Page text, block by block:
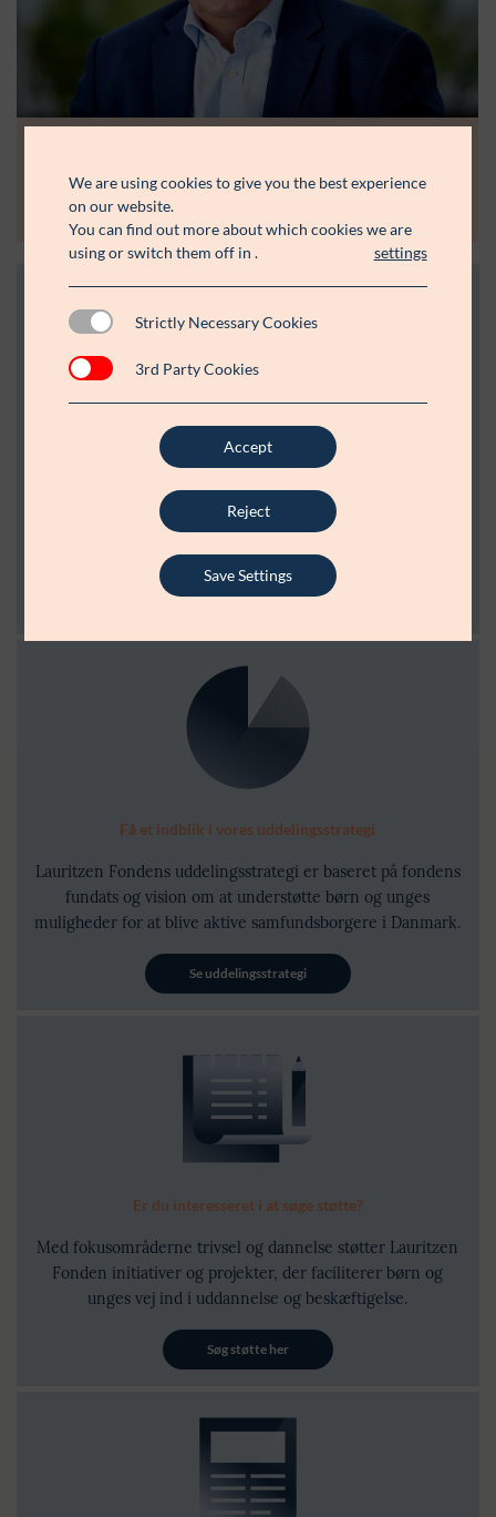
”Man lærer ikke noget af at få det hele serveret”
Læs mere
Vores uddelinger
Vi er stolte af alle de indsatser og projekter vi støtter. Her
kan du komme helt tæt på et udvalg af dem og møde nogle
Læs mere
Få et indblik i vores uddelingsstrategi
Lauritzen Fondens uddelingsstrategi er baseret på fondens
fundats og vision om at understøtte børn og unges
muligheder for at blive aktive samfundsborgere i Danmark.
Se uddelingsstrategi
Er du interesseret i at søge støtte?
Med fokusområderne trivsel og dannelse støtter Lauritzen
Fonden initiativer og projekter, der faciliterer børn og
unges vej ind i uddannelse og beskæftigelse.
Søg støtte her
We are using cookies to give you the best experience
on our website.
You can find out more about which cookies we are
using or switch them off in
settings
.
Strictly Necessary Cookies
3rd Party Cookies
Accept
Reject
Save Settings